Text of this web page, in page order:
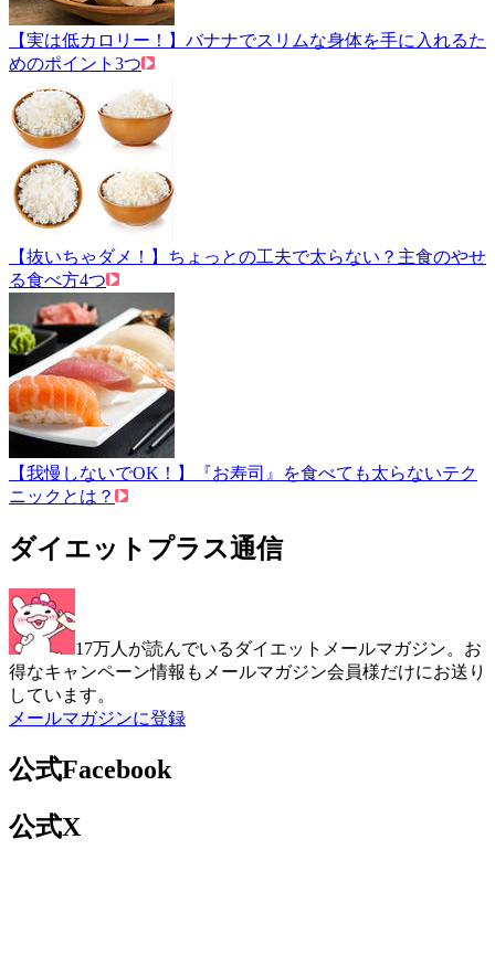
【実は低カロリー！】バナナでスリムな身体を手に入れるた
めのポイント3つ
【抜いちゃダメ！】ちょっとの工夫で太らない？主食のやせ
る食べ方4つ
【我慢しないでOK！】『お寿司』を食べても太らないテク
ニックとは？
ダイエットプラス通信
17万人が読んでいるダイエットメールマガジン。お
得なキャンペーン情報もメールマガジン会員様だけにお送り
しています。
メールマガジンに登録
公式Facebook
公式X